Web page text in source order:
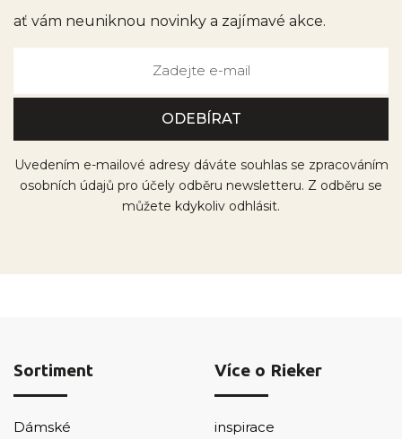
ať vám neuniknou novinky a zajímavé akce.
Uvedením e-mailové adresy dáváte souhlas se zpracováním
osobních údajů pro účely odběru newsletteru. Z odběru se
můžete kdykoliv odhlásit.
Sortiment
Dámské
Více o Rieker
inspirace